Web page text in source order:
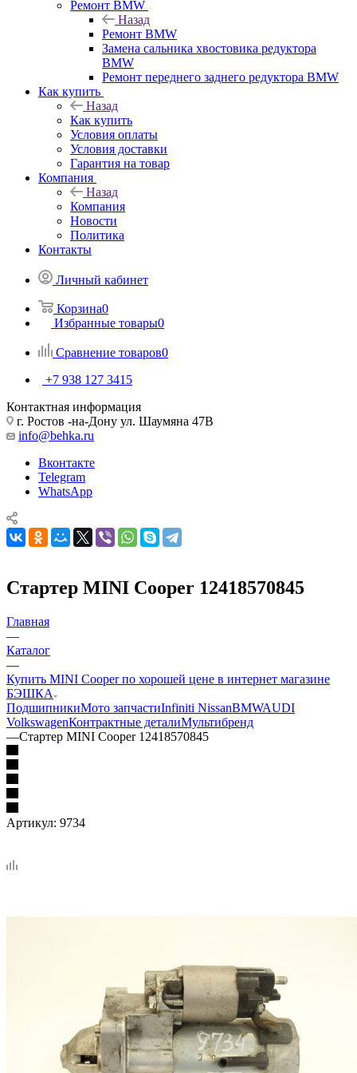
Ремонт BMW
Назад
Ремонт BMW
Замена сальника хвостовика редуктора
BMW
Ремонт переднего заднего редуктора BMW
Как купить
Назад
Как купить
Условия оплаты
Условия доставки
Гарантия на товар
Компания
Назад
Компания
Новости
Политика
Контакты
Личный кабинет
Корзина0
Избранные товары0
Сравнение товаров0
+7 938 127 3415
Контактная информация
г. Ростов -на-Дону ул. Шаумяна 47В
info@behka.ru
Вконтакте
Telegram
WhatsApp
Стартер MINI Cooper 12418570845
Главная
—
Каталог
—
Купить MINI Cooper по хорошей цене в интернет магазине
БЭШКА
ПодшипникиМото запчастиInfiniti NissanBMWAUDI
VolkswagenКонтрактные деталиМультибренд
—Стартер MINI Cooper 12418570845
Артикул: 9734